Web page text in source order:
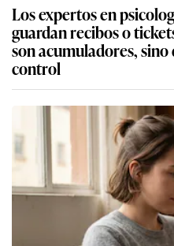
Los expertos en
guardan recibos o
son acumuladores,
control